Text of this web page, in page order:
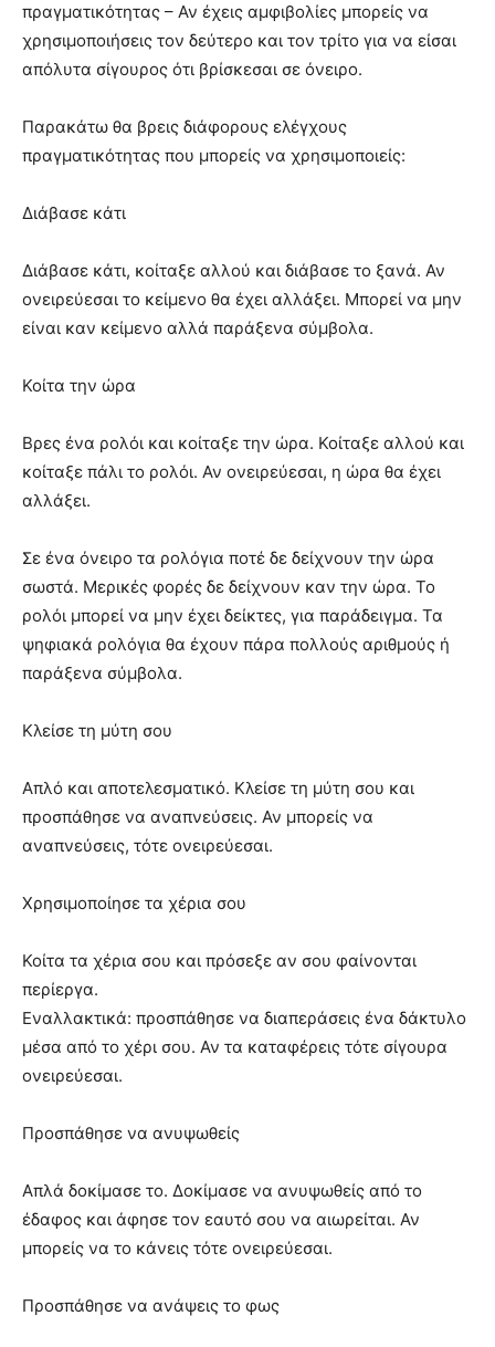
πραγματικότητας – Αν έχεις αμφιβολίες μπορείς να
χρησιμοποιήσεις τον δεύτερο και τον τρίτο για να είσαι
απόλυτα σίγουρος ότι βρίσκεσαι σε όνειρο.
Παρακάτω θα βρεις διάφορους ελέγχους
πραγματικότητας που μπορείς να χρησιμοποιείς:
Διάβασε κάτι
Διάβασε κάτι, κοίταξε αλλού και διάβασε το ξανά. Αν
ονειρεύεσαι το κείμενο θα έχει αλλάξει. Μπορεί να μην
είναι καν κείμενο αλλά παράξενα σύμβολα.
Κοίτα την ώρα
Βρες ένα ρολόι και κοίταξε την ώρα. Κοίταξε αλλού και
κοίταξε πάλι το ρολόι. Αν ονειρεύεσαι, η ώρα θα έχει
αλλάξει.
Σε ένα όνειρο τα ρολόγια ποτέ δε δείχνουν την ώρα
σωστά. Μερικές φορές δε δείχνουν καν την ώρα. Το
ρολόι μπορεί να μην έχει δείκτες, για παράδειγμα. Τα
ψηφιακά ρολόγια θα έχουν πάρα πολλούς αριθμούς ή
παράξενα σύμβολα.
Κλείσε τη μύτη σου
Απλό και αποτελεσματικό. Κλείσε τη μύτη σου και
προσπάθησε να αναπνεύσεις. Αν μπορείς να
αναπνεύσεις, τότε ονειρεύεσαι.
Χρησιμοποίησε τα χέρια σου
Κοίτα τα χέρια σου και πρόσεξε αν σου φαίνονται
περίεργα.
Εναλλακτικά: προσπάθησε να διαπεράσεις ένα δάκτυλο
μέσα από το χέρι σου. Αν τα καταφέρεις τότε σίγουρα
ονειρεύεσαι.
Προσπάθησε να ανυψωθείς
Απλά δοκίμασε το. Δοκίμασε να ανυψωθείς από το
έδαφος και άφησε τον εαυτό σου να αιωρείται. Αν
μπορείς να το κάνεις τότε ονειρεύεσαι.
Προσπάθησε να ανάψεις το φως